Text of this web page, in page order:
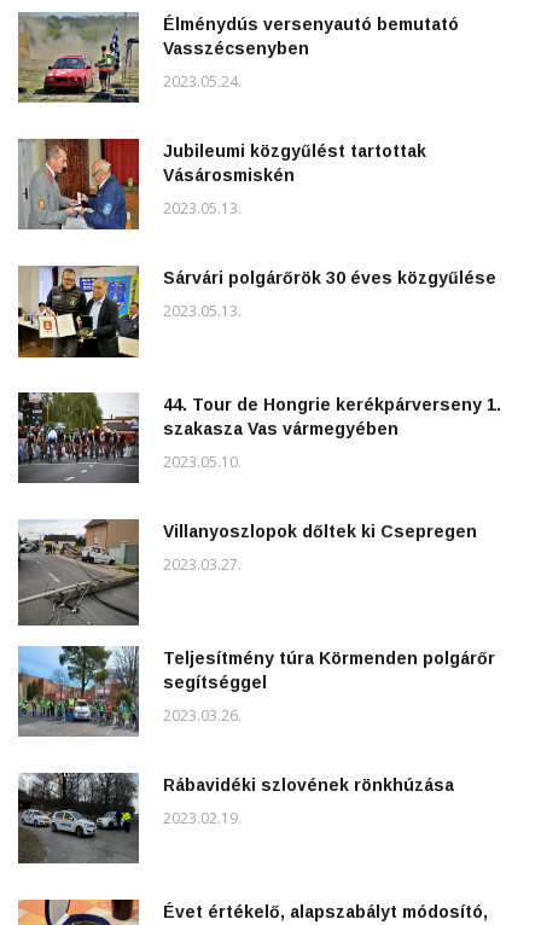
Élménydús versenyautó bemutató
Vasszécsenyben
2023.05.24.
Jubileumi közgyűlést tartottak
Vásárosmiskén
2023.05.13.
Sárvári polgárőrök 30 éves közgyűlése
2023.05.13.
44. Tour de Hongrie kerékpárverseny 1.
szakasza Vas vármegyében
2023.05.10.
Villanyoszlopok dőltek ki Csepregen
2023.03.27.
Teljesítmény túra Körmenden polgárőr
segítséggel
2023.03.26.
Rábavidéki szlovének rönkhúzása
2023.02.19.
Évet értékelő, alapszabályt módosító,